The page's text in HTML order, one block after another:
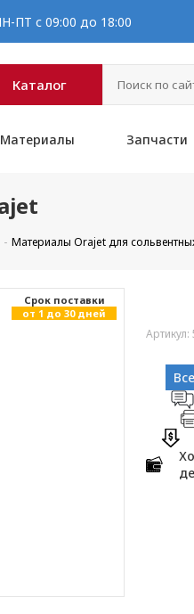
ПТ с 09:00 до 18:00
Каталог
Материалы Запчасти
Материалы Orajet для
Cрок поставки
от 1 до 30 дней
Артикул: